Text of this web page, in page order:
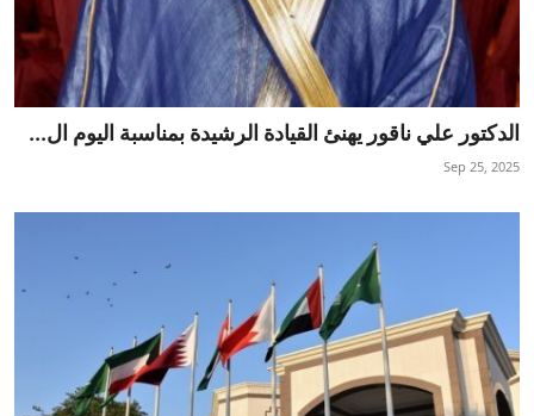
الدكتور علي ناقور يهنئ القيادة الرشيدة بمناسبة اليوم ال...
Sep 25, 2025